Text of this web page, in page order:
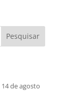
Pesquisar
de agosto